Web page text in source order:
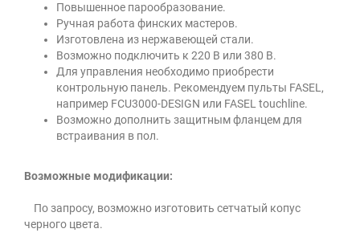
Повышенное парообразование.
Ручная работа финских мастеров.
Изготовлена из нержавеющей стали.
Возможно подключить к 220 В или 380 В.
Для управления необходимо приобрести
контрольную панель. Рекомендуем пульты FASEL,
например FCU3000-DESIGN или FASEL touchline.
Возможно дополнить защитным фланцем для
встраивания в пол.
Возможные модификации:
По запросу, возможно изготовить сетчатый копус
черного цвета.